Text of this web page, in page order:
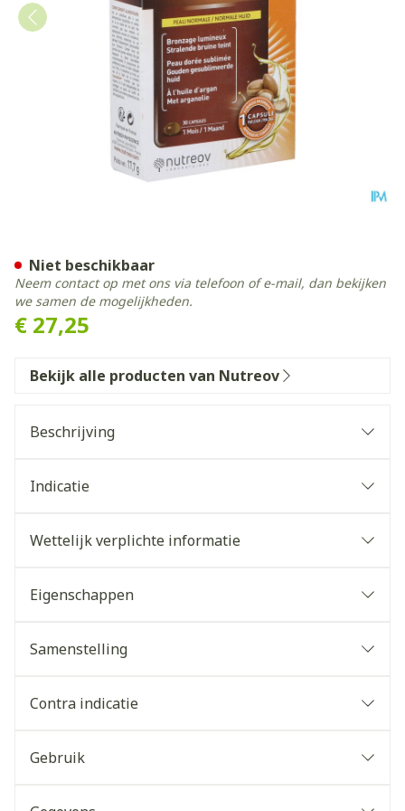
€ 27,25
Niet beschikbaar
Neem contact op met ons via telefoon of e-mail, dan bekijken
we samen de mogelijkheden.
Bekijk alle producten van Nutreov
Beschrijving
Indicatie
Wettelijk verplichte informatie
Eigenschappen
Samenstelling
Contra indicatie
Gebruik